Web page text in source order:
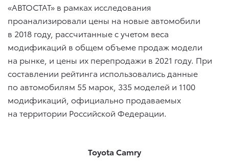
«АВТОСТАТ» в рамках исследования
проанализировали цены на новые автомобили
в 2018 году, рассчитанные с учетом веса
модификаций в общем объеме продаж модели
на рынке, и цены их перепродажи в 2021 году. При
составлении рейтинга использовались данные
по автомобилям 55 марок, 335 моделей и 1100
модификаций, официально продаваемых
на территории Российской Федерации.
Toyota Camry